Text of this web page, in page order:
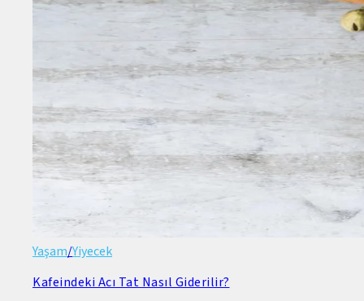
Yaşam/Yiyecek
Kafeindeki Acı Tat Nasıl Giderilir?